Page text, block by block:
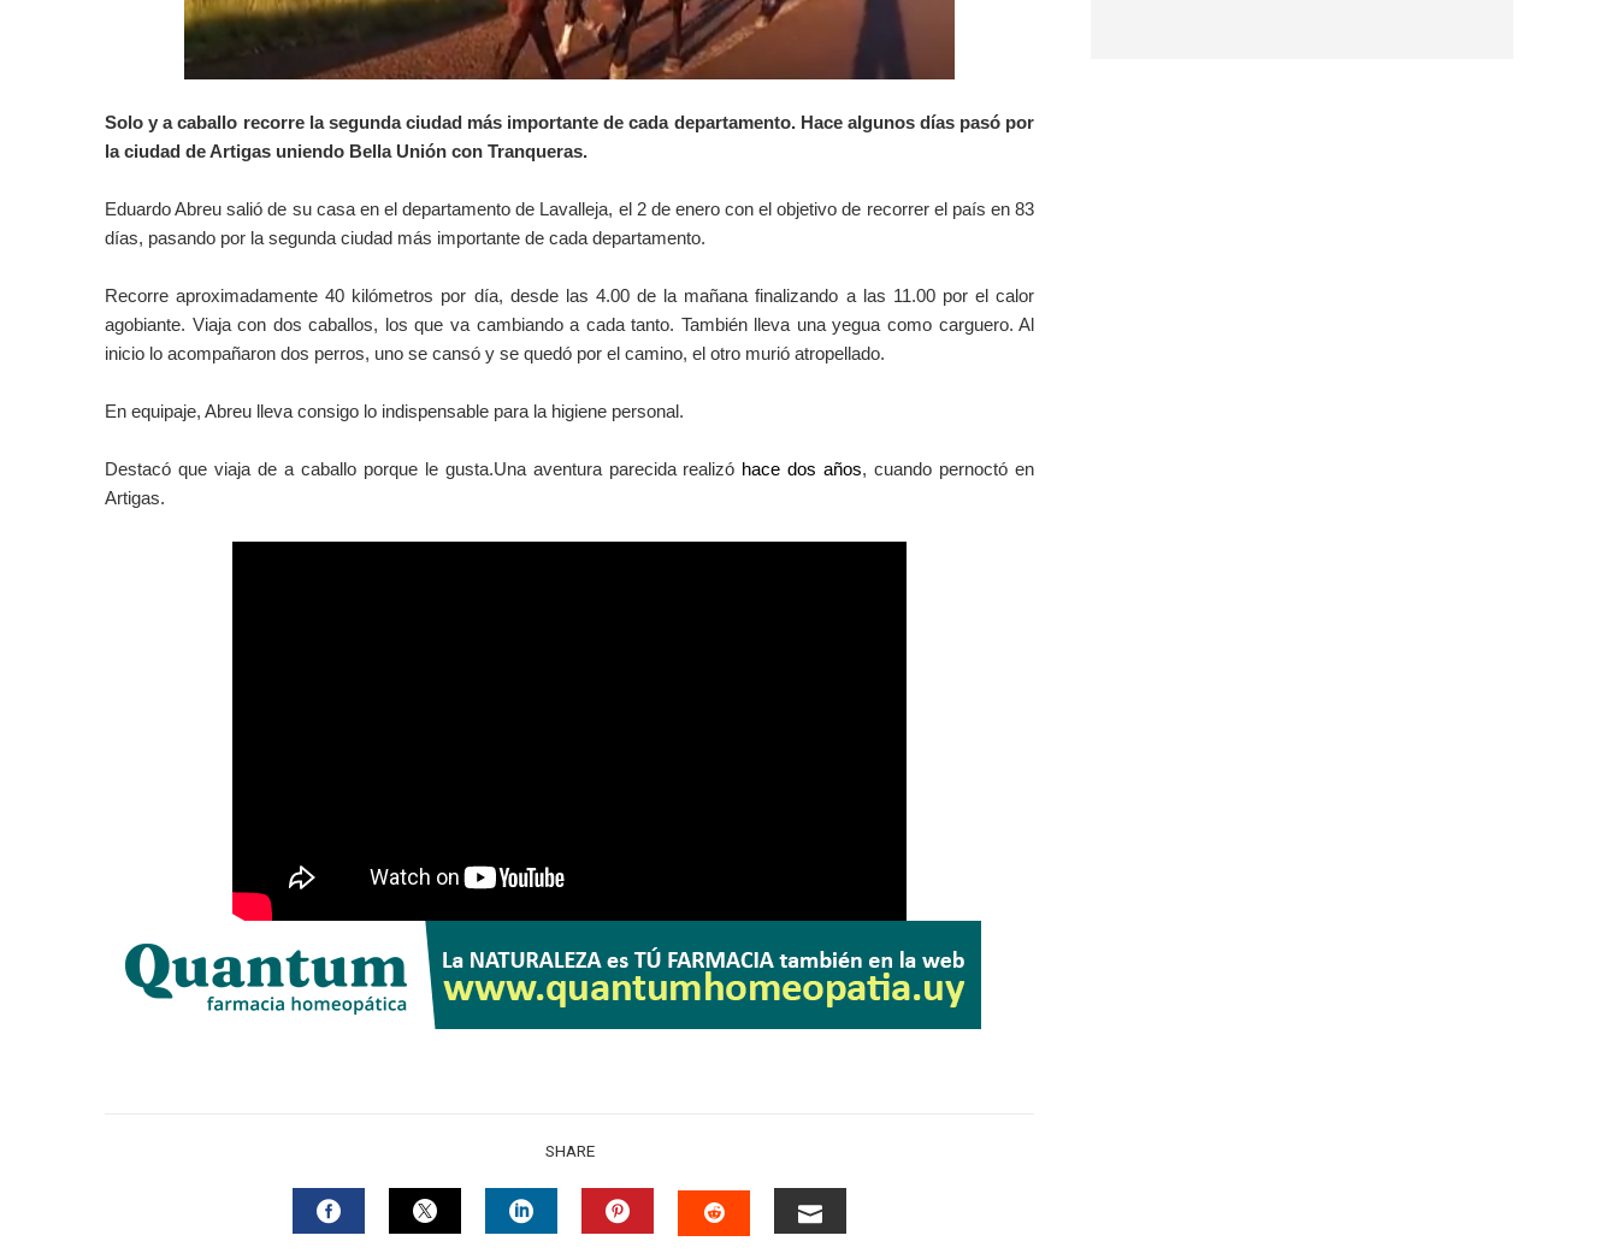
Solo y a caballo recorre la segunda ciudad más importante de cada departamento. Hace algunos días pasó por
la ciudad de Artigas uniendo Bella Unión con Tranqueras.
Eduardo Abreu salió de su casa en el departamento de Lavalleja, el 2 de enero con el objetivo de recorrer el país en 83
días, pasando por la segunda ciudad más importante de cada departamento.
Recorre aproximadamente 40 kilómetros por día, desde las 4.00 de la mañana finalizando a las 11.00 por el calor
agobiante. Viaja con dos caballos, los que va cambiando a cada tanto. También lleva una yegua como carguero. Al
inicio lo acompañaron dos perros, uno se cansó y se quedó por el camino, el otro murió atropellado.
En equipaje, Abreu lleva consigo lo indispensable para la higiene personal.
Destacó que viaja de a caballo porque le gusta.Una aventura parecida realizó hace dos años, cuando pernoctó en
Artigas.
SHARE